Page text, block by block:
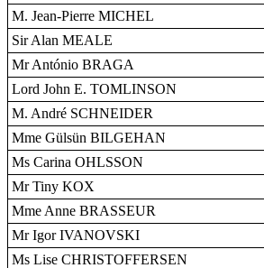
M. Jean-Pierre MICHEL
Sir Alan MEALE
Mr António BRAGA
Lord John E. TOMLINSON
M. André SCHNEIDER
Mme Gülsün BILGEHAN
Ms Carina OHLSSON
Mr Tiny KOX
Mme Anne BRASSEUR
Mr Igor IVANOVSKI
Ms Lise CHRISTOFFERSEN